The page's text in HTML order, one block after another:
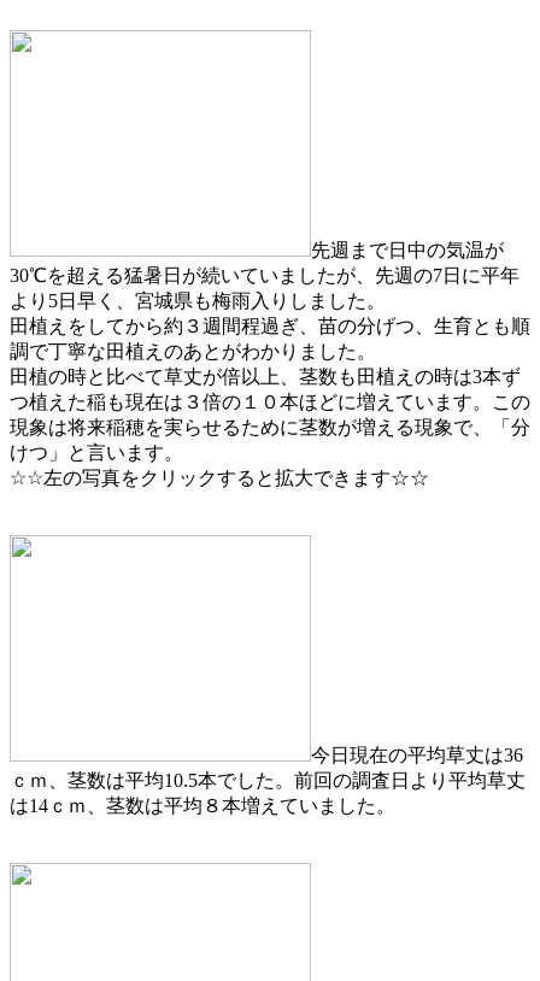
先週まで日中の気温が
30℃を超える猛暑日が続いていましたが、先週の7日に平年
より5日早く、宮城県も梅雨入りしました。
田植えをしてから約３週間程過ぎ、苗の分げつ、生育とも順
調で丁寧な田植えのあとがわかりました。
田植の時と比べて草丈が倍以上、茎数も田植えの時は3本ず
つ植えた稲も現在は３倍の１０本ほどに増えています。この
現象は将来稲穂を実らせるために茎数が増える現象で、「分
けつ」と言います。
☆☆左の写真をクリックすると拡大できます☆☆
今日現在の平均草丈は36
ｃｍ、茎数は平均10.5本でした。前回の調査日より平均草丈
は14ｃｍ、茎数は平均８本増えていました。